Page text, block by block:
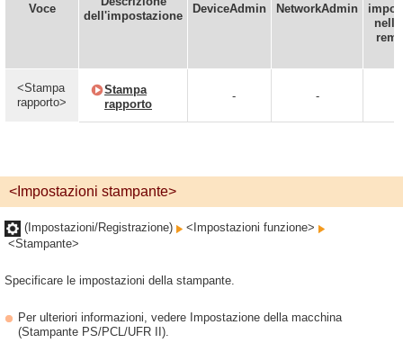
Voce
dell'impostazione
DeviceAdmin NetworkAdmin
<Stampa
rapporto>
Stampa
rapporto
- -
<Impostazioni stampante>
(Impostazioni/Registrazione)
<Impostazioni funzione>
<Stampante>
Specificare le impostazioni della stampante.
Per ulteriori informazioni, vedere Impostazione della macchina
(Stampante PS/PCL/UFR II).